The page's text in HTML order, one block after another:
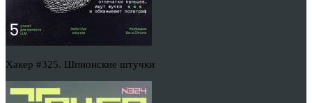
Хакер #325. Шпионские штучки